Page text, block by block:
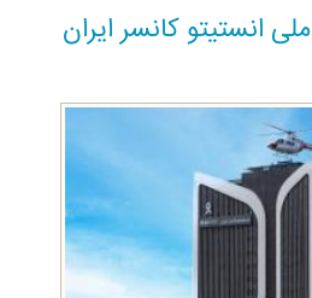
انستیتو کانسر ایران